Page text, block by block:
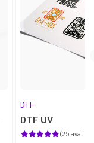
DTF
DTF UV
(25